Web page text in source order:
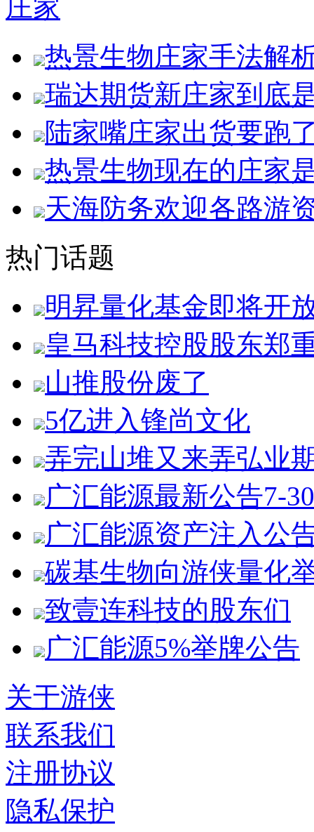
庄家
热景生物庄家手法解
瑞达期货新庄家到底
陆家嘴庄家出货要跑
热景生物现在的庄家
天海防务欢迎各路游
热门话题
明昇量化基金即将开
皇马科技控股股东郑
山推股份废了
5亿进入锋尚文化
弄完山堆又来弄弘业
广汇能源最新公告7-30
广汇能源资产注入公
碳基生物向游侠量化
致壹连科技的股东们
广汇能源5%举牌公告
关于游侠
联系我们
注册协议
隐私保护